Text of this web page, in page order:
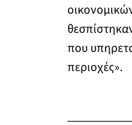
που
περιοχές».